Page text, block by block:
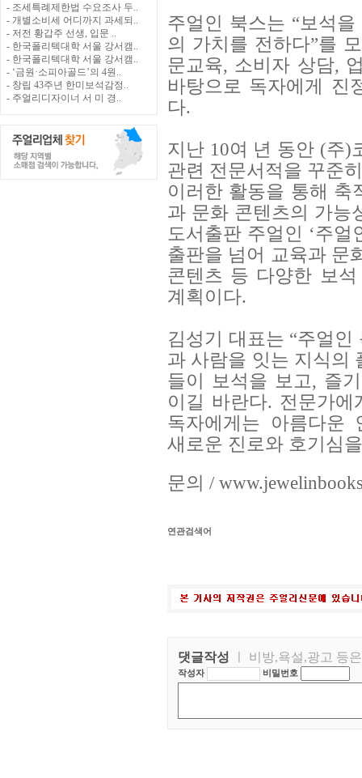
- 조세특례제한법 수요조사 두..
- 개별소비세 어디까지 과세되..
- 저전 황갑주 선생, 입문 ..
- 한국폴리텍대학 서울 강서캠..
- 한국폴리텍대학 서울 강서캠..
- ‘금원·소피아골드’의 4원..
- 창립 43주년 한미보석감정..
- 주얼리디자이너 서 미 경..
주얼인 북스는 “보석
의 가치를 전하다”를
문교육, 소비자 상담,
바탕으로 독자에게 진
다.
지난 10여 년 동안 (주)
관련 전문서적을 꾸준
이러한 활동을 통해 축
과 문화 콘텐츠의 가능
도서출판 주얼인 ‘주
출판을 넘어 교육과 문
콘텐츠 등 다양한 보
계획이다.
김성기 대표는 “주얼
과 사람을 잇는 지식의
들이 보석을 보고, 즐
이길 바란다. 전문가
독자에게는 아름다운
새로운 진로와 호기심
문의 /
연관검색어
댓글작성 ㅣ 비방,욕설,광고 등
작성자 비밀번호